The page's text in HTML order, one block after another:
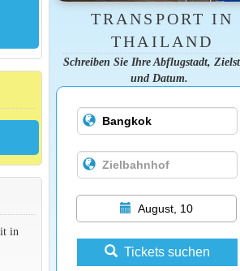
in
TRANSPORT IN
THAILAND
Schreiben Sie Ihre Abflugstadt,
und Datum.
August, 10
Tickets suchen